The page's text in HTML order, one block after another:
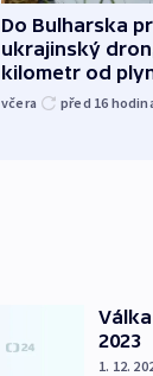
Do Bulharska
ukrajinský
kilometr od
včera před 16
2023
1. 12.